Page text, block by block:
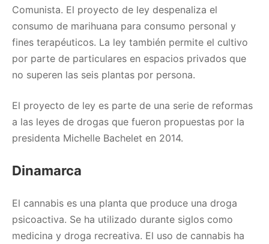
Comunista. El proyecto de ley despenaliza el
consumo de marihuana para consumo personal y
fines terapéuticos. La ley también permite el cultivo
por parte de particulares en espacios privados que
no superen las seis plantas por persona.
El proyecto de ley es parte de una serie de reformas
a las leyes de drogas que fueron propuestas por la
presidenta Michelle Bachelet en 2014.
Dinamarca
El cannabis es una planta que produce una droga
psicoactiva. Se ha utilizado durante siglos como
medicina y droga recreativa. El uso de cannabis ha